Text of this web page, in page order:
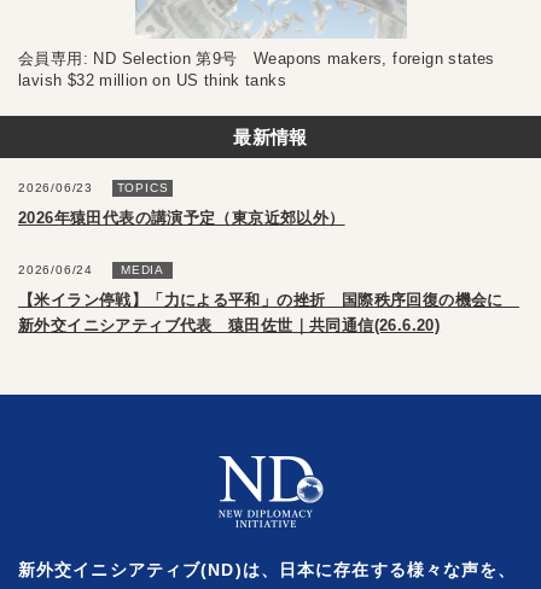
会員専用: ND Selection 第9号 Weapons makers, foreign states
lavish $32 million on US think tanks
最新情報
2026/06/23 TOPICS
2026年猿田代表の講演予定（東京近郊以外）
2026/06/24 MEDIA
【米イラン停戦】「力による平和」の挫折 国際秩序回復の機会に
新外交イニシアティブ代表 猿田佐世｜共同通信(26.6.20)
新外交イニシアティブ(ND)は、日本に存在する様々な声を、